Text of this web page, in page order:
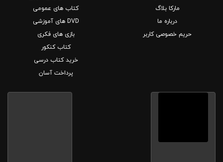
مارکا بلاگ
درباره ما
حریم خصوصی کاربر
کتاب های عمومی
DVD های آموزشی
بازی های فکری
کتاب کنکور
خرید کتاب درسی
پرداخت آسان